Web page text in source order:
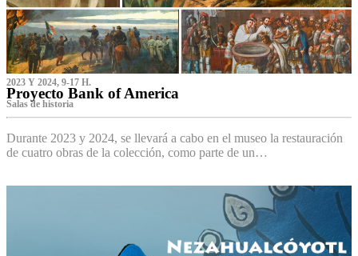
2023 Y 2024, 9-17 H.
Proyecto Bank of America
S‌alas de historia
Durante 2023 y 2024, se llevará a cabo en el museo la restauración
de cuatro obras de la colección, como parte de un…